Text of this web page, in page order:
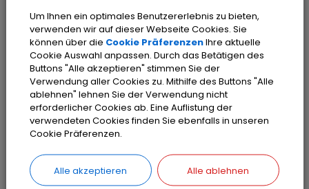
Fabian Koppel
Aufsichtsrat
Vorsitzender: Michael Ammer (Erster
Bürgermeister)
Aufsichtsräte:
Gabriele Böhm
Um Ihnen ein optimales Benutzererlebnis zu bieten,
verwenden wir auf dieser Webseite Cookies. Sie
können über die Cookie PräferenzenIhre aktuelle
Cookie Auswahl anpassen. Durch das Betätigen des
Buttons "Alle akzeptieren" stimmen Sie der
Verwendung aller Cookies zu. Mithilfe des Buttons "Alle
ablehnen" lehnen Sie der Verwendung nicht
erforderlicher Cookies ab. Eine Auflistung der
verwendeten Cookies finden Sie ebenfalls in unseren
Cookie Präferenzen.
Alle akzeptieren Alle ablehnen